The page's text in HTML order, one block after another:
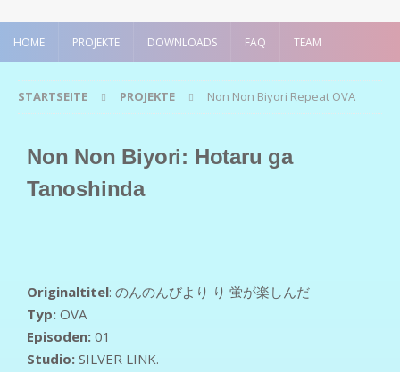
HOME PROJEKTE DOWNLOADS FAQ TEAM
STARTSEITE PROJEKTE Non Non Biyori Repeat OVA
Non Non Biyori: Hotaru ga
Tanoshinda
Originaltitel: のんのんびより り 蛍が楽しんだ
Typ: OVA
Episoden: 01
Studio: SILVER LINK.